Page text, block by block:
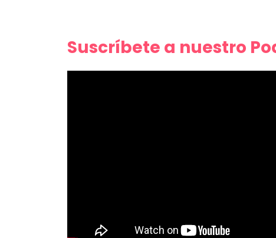
Suscríbete a nuestro